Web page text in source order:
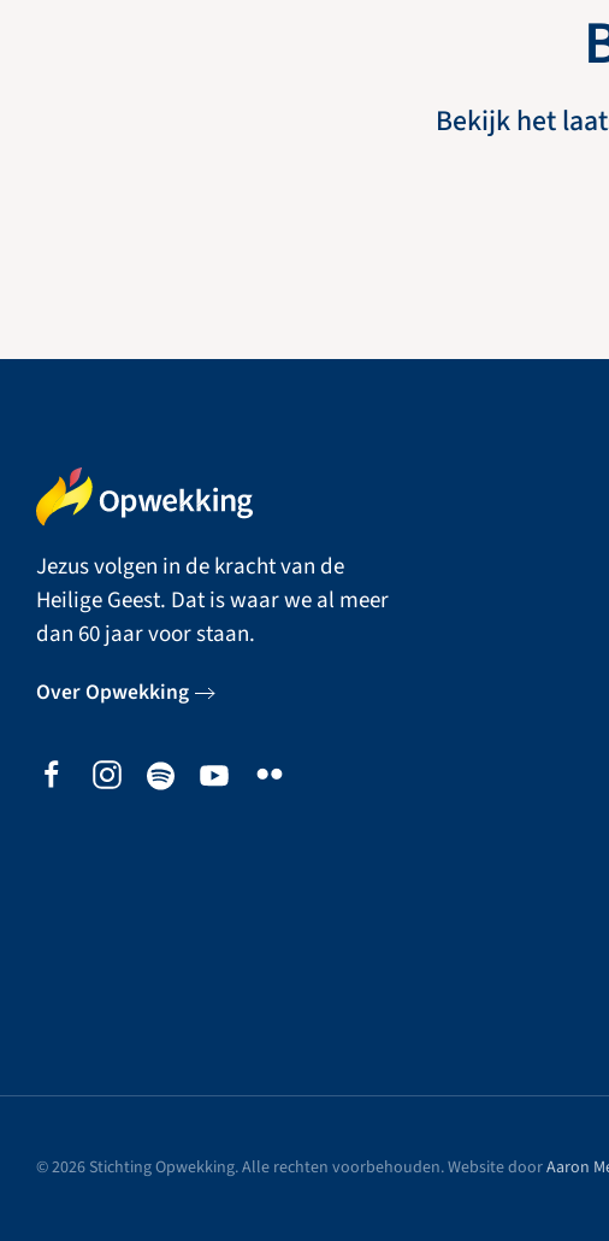
Bekijk het
Jezus volgen in de kracht van de
Heilige Geest. Dat is waar we al meer
dan 60 jaar voor staan.
Over Opwekking
©2026 Stichting Opwekking. Alle rechten voorbehouden. Website doorAaron